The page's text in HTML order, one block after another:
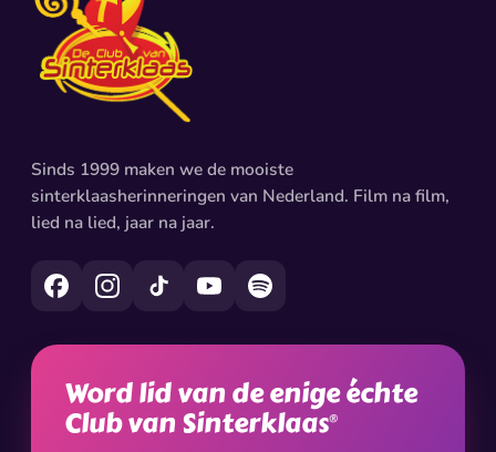
Sinds 1999 maken we de mooiste
sinterklaasherinneringen van Nederland. Film na film,
lied na lied, jaar na jaar.
Word lid van de enige échte
Club van Sinterklaas®